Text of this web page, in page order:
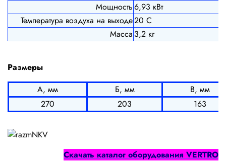
Мощность6,93 кВт
Температура воздуха на выходе20 С
Масса 3,2 кг
Размеры
А, мм
Б, мм
В, мм
270
203 163
Cкачать каталог оборудования VERTRO